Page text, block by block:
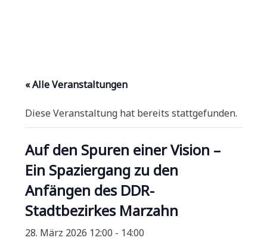
« Alle Veranstaltungen
Diese Veranstaltung hat bereits stattgefunden.
Auf den Spuren einer Vision –
Ein Spaziergang zu den
Anfängen des DDR-
Stadtbezirkes Marzahn
28. März 2026 12:00 - 14:00